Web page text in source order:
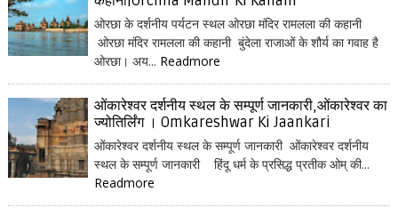
ओरछा के दर्शनीय पर्यटन स्थल ओरछा मंदिर रामलला की कहानी
ओरछा मंदिर रामलला की कहानी बुंदेला राजाओं के शौर्य का गवाह है
ओरछा। अय... Readmore
ओंकारेश्वर दर्शनीय स्थल के सम्पूर्ण जानकारी,ओंकारेश्वर का
ज्योतिर्लिंग । Omkareshwar Ki Jaankari
ओंकारेश्वर दर्शनीय स्थल के सम्पूर्ण जानकारी ओंकारेश्वर दर्शनीय
स्थल के सम्पूर्ण जानकारी हिंदू धर्म के प्रसिद्ध प्रतीक ओम् की...
Readmore